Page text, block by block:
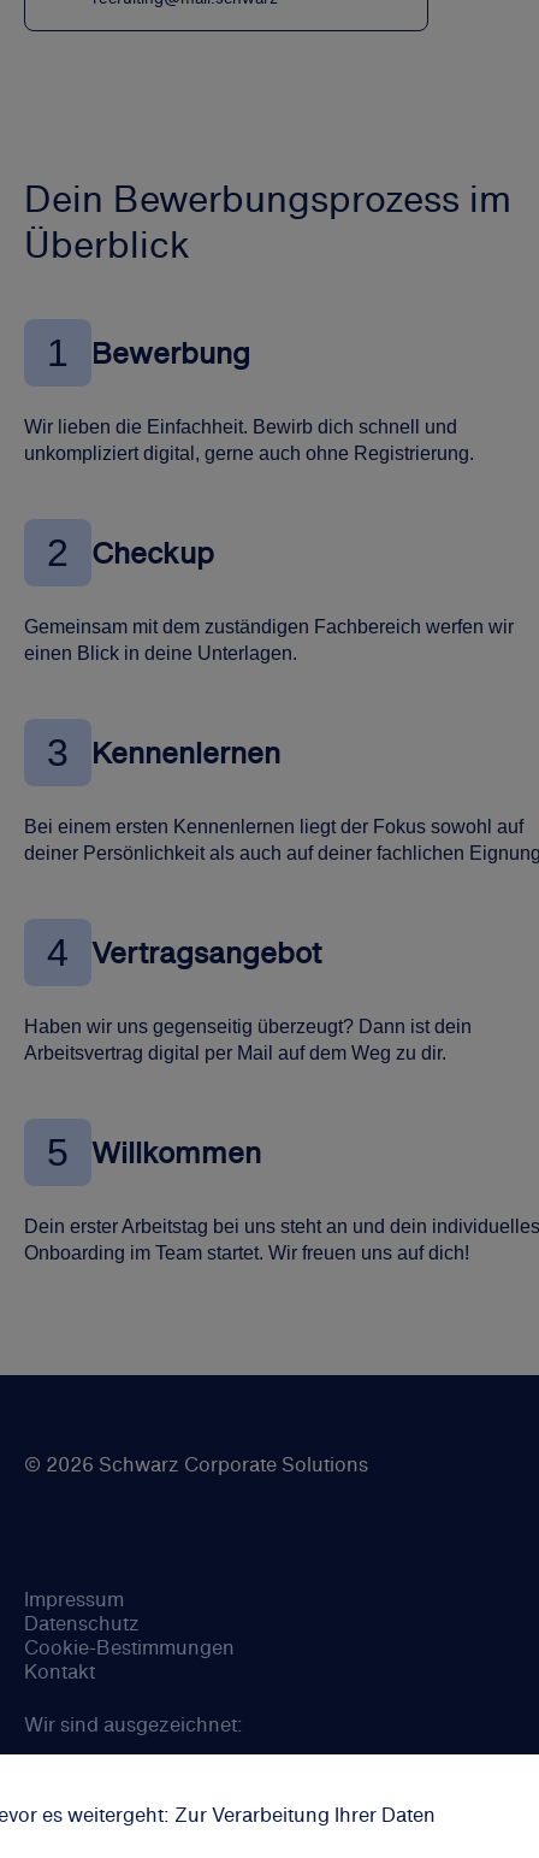
es weitergeht: Zur Verarbeitung Ihrer Daten
Dein Bewerbungsprozess im
Überblick
1 Bewerbung
Wir lieben die Einfachheit. Bewirb dich schnell und
unkompliziert digital, gerne auch ohne Registrierung.
2 Checkup
Gemeinsam mit dem zuständigen Fachbereich werfen wir
einen Blick in deine Unterlagen.
3 Kennenlernen
Bei einem ersten Kennenlernen liegt der Fokus sowohl auf
deiner Persönlichkeit als auch auf deiner fachlichen
4 Vertragsangebot
Haben wir uns gegenseitig überzeugt? Dann ist dein
Arbeitsvertrag digital per Mail auf dem Weg zu dir.
5 Willkommen
Dein erster Arbeitstag bei uns steht an und dein individuelles
Onboarding im Team startet. Wir freuen uns auf dich!
© 2026 Schwarz Corporate Solutions
Impressum
Datenschutz
Cookie-Bestimmungen
Kontakt
Wir sind ausgezeichnet: